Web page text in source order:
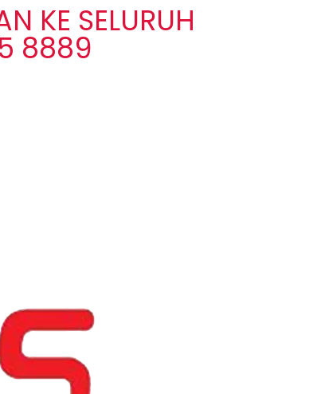
KE SELURUH
8889